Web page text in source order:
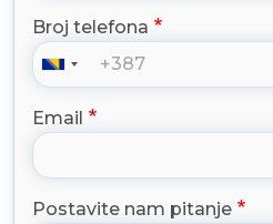
Broj telefona
Email
Postavite nam pitanje